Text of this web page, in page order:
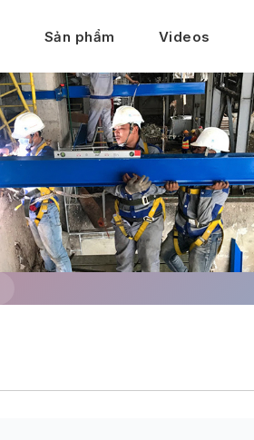
Sản phẩm Videos